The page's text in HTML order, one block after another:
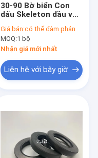
30-90 Bờ biển Con
dấu Skeleton dầu với
chống mài mòn cho
AP2388E
Giá bán:có thể đàm phán
MOQ:1 bộ
Nhận giá mới nhất
Liên hệ với bây giờ